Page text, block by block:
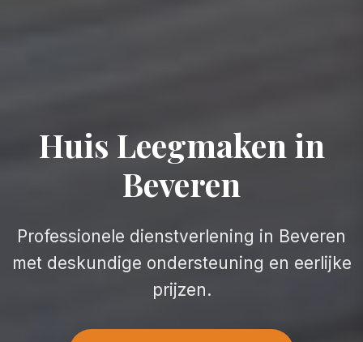
Huis Leegmaken in
Beveren
Professionele dienstverlening in Beveren
met deskundige ondersteuning en eerlijke
prijzen.